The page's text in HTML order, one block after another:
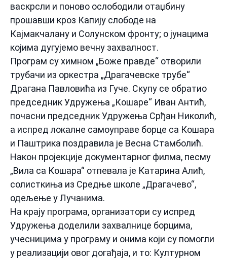
васкрсли и поново ослободили отаџбину
прошавши кроз Капију слободе на
Кајмакчалану и Солунском фронту; о јунацима
којима дугујемо вечну захвалност.
Програм су химном „Боже правде“ отворили
трубачи из оркестра „Драгачевске трубе“
Драгана Павловића из Гуче. Скупу се обратио
председник Удружења „Кошаре“ Иван Антић,
почасни председник Удружења Срђан Николић,
а испред локалне самоуправе борце са Кошара
и Паштрика поздравила је Весна Стамболић.
Након пројекције документарног филма, песму
„Вила са Кошара“ отпевала је Катарина Алић,
солисткиња из Средње школе „Драгачево“,
одељење у Лучанима.
На крају програма, организатори су испред
Удружења доделили захвалнице борцима,
учесницима у програму и онима који су помогли
у реализацији овог догађаја, и то: Културном